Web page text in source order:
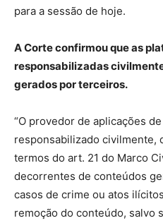
para a sessão de hoje.
A Corte confirmou que as
responsabilizadas
gerados por terceiros.
“O provedor de aplicações
responsabilizado civilmente,
termos do art. 21 do Marco
decorrentes de conteúdos
casos de crime ou atos
remoção do conteúdo, salvo